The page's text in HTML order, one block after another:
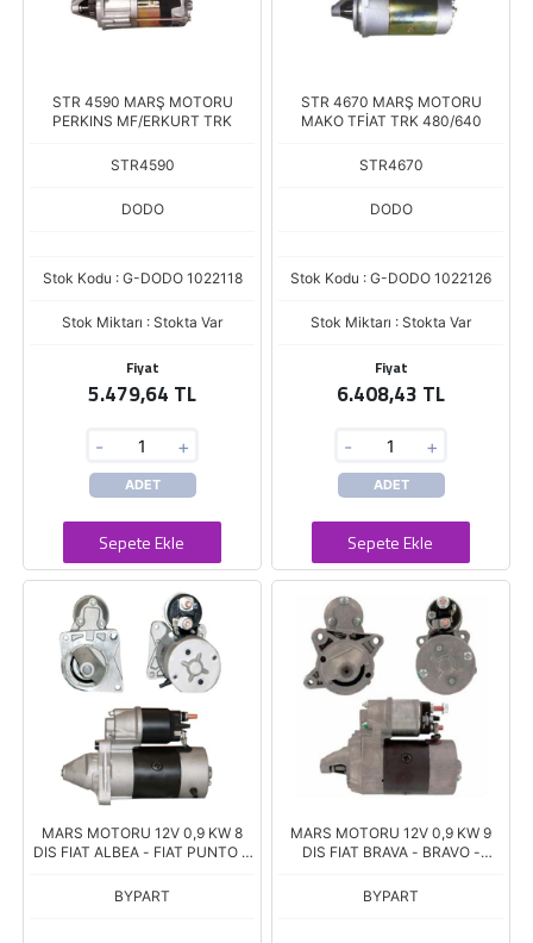
STR 4590 MARŞ MOTORU
PERKINS MF/ERKURT TRK
STR4590
DODO
Stok Kodu : G-DODO 1022118
Stok Miktarı : Stokta Var
Fiyat
5.479,64 TL
- +
ADET
Sepete Ekle
STR 4670 MARŞ MOTORU
MAKO TFİAT TRK 480/640
STR4670
DODO
Stok Kodu : G-DODO 1022126
Stok Miktarı : Stokta Var
Fiyat
6.408,43 TL
- +
ADET
Sepete Ekle
MARS MOTORU 12V 0,9 KW 8
DIS FIAT ALBEA - FIAT PUNTO II.
BYPART
MARS MOTORU 12V 0,9 KW 9
DIS FIAT BRAVA - BRAVO -
BYPART